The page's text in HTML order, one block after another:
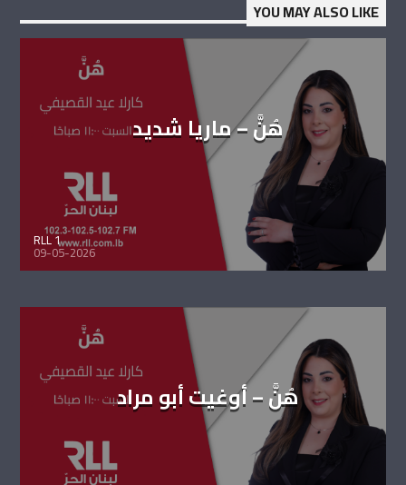
YOU MAY ALSO LIKE
هُنَّ – ماريا شديد
RLL 1
09-05-2026
هُنَّ – أوغيت أبو مراد